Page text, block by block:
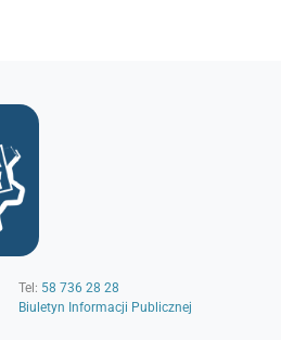
Tel: 58 736 28 28
Biuletyn Informacji Publicznej